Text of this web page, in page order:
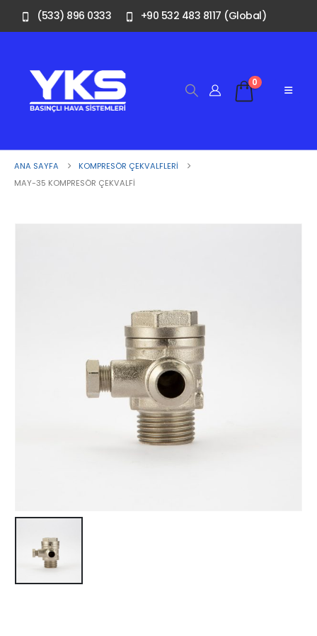
(533) 896 0333 +90 532 483 8117 (Global)
0
ANA SAYFA
KOMPRESÖR ÇEKVALFLERI
MAY-35 KOMPRESÖR ÇEKVALFI